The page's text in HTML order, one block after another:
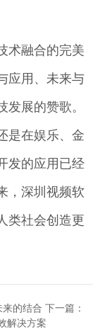
术融合的完美
应用、未来与
展的赞歌。
是在娱乐、金
发的应用已经
，深圳视频软
类社会创造更
的结合 下一篇：
解决方案